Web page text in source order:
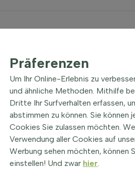
Weißdorn
Präferenzen
Um Ihr Online-Erlebnis zu
und ähnliche Methoden. Mithilfe
Dritte Ihr Surfverhalten erfassen,
abstimmen zu können. Sie
Cookies Sie zulassen möchten.
Verwendung aller Cookies auf
Werbung sehen möchten, können
einstellen! Und zwar hier.